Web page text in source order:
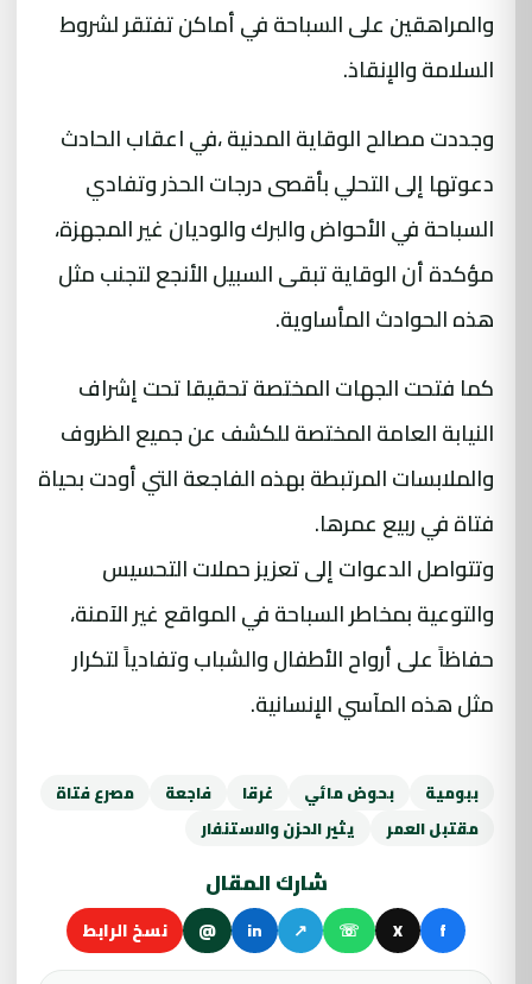
والمراهقين على السباحة في أماكن تفتقر لشروط
السلامة والإنقاذ.
وجددت مصالح الوقاية المدنية ،في اعقاب الحادث
دعوتها إلى التحلي بأقصى درجات الحذر وتفادي
السباحة في الأحواض والبرك والوديان غير المجهزة،
مؤكدة أن الوقاية تبقى السبيل الأنجع لتجنب مثل
هذه الحوادث المأساوية.
كما فتحت الجهات المختصة تحقيقا تحت إشراف
النيابة العامة المختصة للكشف عن جميع الظروف
والملابسات المرتبطة بهذه الفاجعة التي أودت بحياة
فتاة في ربيع عمرها.
وتتواصل الدعوات إلى تعزيز حملات التحسيس
والتوعية بمخاطر السباحة في المواقع غير الآمنة،
حفاظاً على أرواح الأطفال والشباب وتفادياً لتكرار
مثل هذه المآسي الإنسانية.
ببومية بحوض مائي غرقا فاجعة
مصرع فتاة
مقتبل العمر
يثير الحزن والاستنفار
شارك المقال
f
X
☏
↗
in
@ نسخ الرابط